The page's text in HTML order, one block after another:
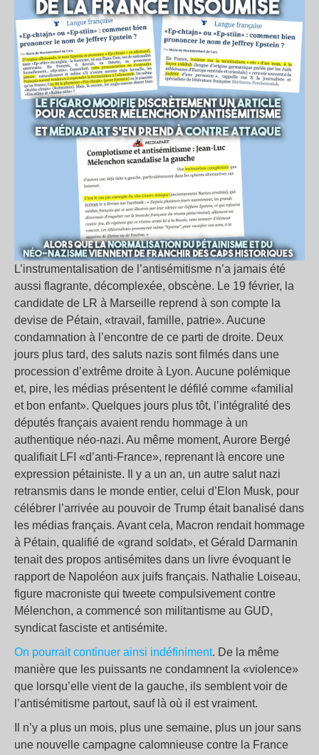
L’instrumentalisation de l’antisémitisme n’a jamais été
aussi flagrante, décomplexée, obscène. Le 19 février, la
candidate de LR à Marseille reprend à son compte la
devise de Pétain, «travail, famille, patrie». Aucune
condamnation à l’encontre de ce parti de droite. Deux
jours plus tard, des saluts nazis sont filmés dans une
procession d’extrême droite à Lyon. Aucune polémique
et, pire, les médias présentent le défilé comme «familial
et bon enfant». Quelques jours plus tôt, l’intégralité des
députés français avaient rendu hommage à un
authentique néo-nazi. Au même moment, Aurore Bergé
qualifiait LFI «d’anti-France», reprenant là encore une
expression pétainiste. Il y a un an, un autre salut nazi
retransmis dans le monde entier, celui d’Elon Musk, pour
célébrer l’arrivée au pouvoir de Trump était banalisé dans
les médias français. Avant cela, Macron rendait hommage
à Pétain, qualifié de «grand soldat», et Gérald Darmanin
tenait des propos antisémites dans un livre évoquant le
rapport de Napoléon aux juifs français. Nathalie Loiseau,
figure macroniste qui tweete compulsivement contre
Mélenchon, a commencé son militantisme au GUD,
syndicat fasciste et antisémite.
On pourrait continuer ainsi indéfiniment. De la même
manière que les puissants ne condamnent la «violence»
que lorsqu’elle vient de la gauche, ils semblent voir de
l’antisémitisme partout, sauf là où il est vraiment.
Il n’y a plus un mois, plus une semaine, plus un jour sans
une nouvelle campagne calomnieuse contre la France